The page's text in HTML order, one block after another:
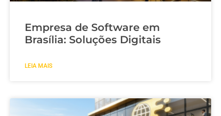
Empresa de Software em
Brasília: Soluções Digitais
LEIA MAIS